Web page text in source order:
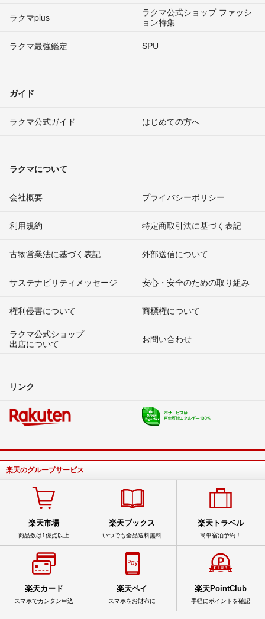
ラクマplus
ラクマ公式ショップ ファッシ
ョン特集
ラクマ最強鑑定
SPU
ガイド
ラクマ公式ガイド はじめての方へ
ラクマについて
会社概要 プライバシーポリシー
利用規約 特定商取引法に基づく表記
古物営業法に基づく表記 外部送信について
サステナビリティメッセージ 安心・安全のための取り組み
権利侵害について
商標権について
ラクマ公式ショップ
出店について
お問い合わせ
リンク
楽天のグループサービス
楽天市場
商品数は1億点以上
楽天ブックス
いつでも全品送料無料
楽天トラベル
簡単宿泊予約！
楽天カード
スマホでカンタン申込
楽天ペイ
スマホをお財布に
楽天PointClub
手軽にポイントを確認